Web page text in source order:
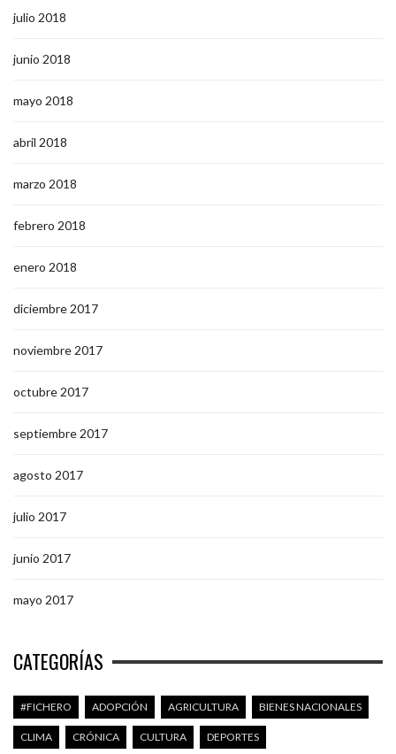
julio 2018
junio 2018
mayo 2018
abril 2018
marzo 2018
febrero 2018
enero 2018
diciembre 2017
noviembre 2017
octubre 2017
septiembre 2017
agosto 2017
julio 2017
junio 2017
mayo 2017
CATEGORÍAS
#FICHERO ADOPCIÓN AGRICULTURA BIENES NACIONALES
CLIMA CRÓNICA CULTURA DEPORTES